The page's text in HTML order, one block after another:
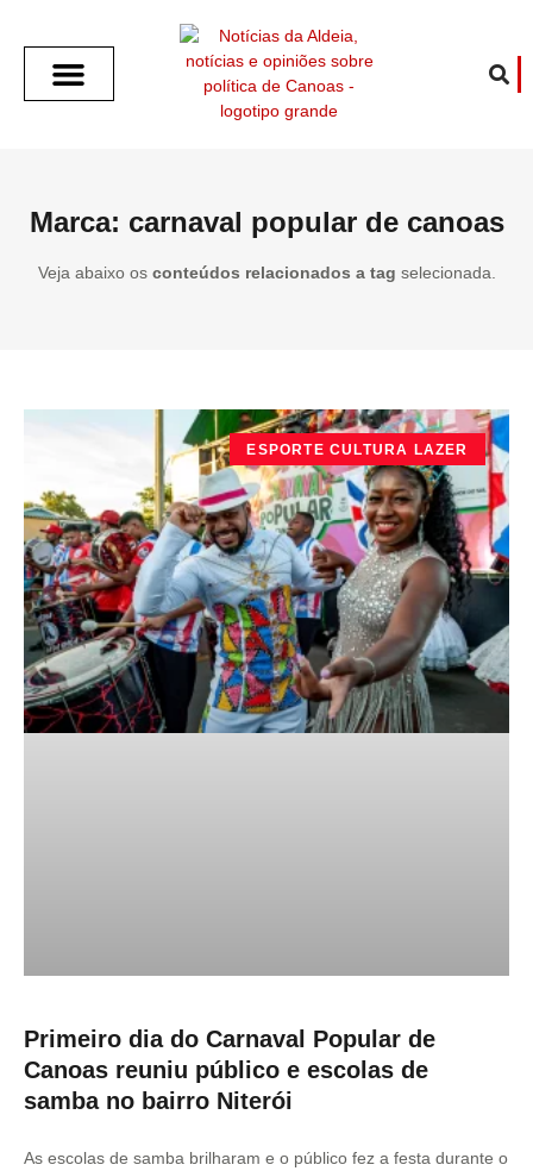
Marca: carnaval popular de canoas
Veja abaixo os conteúdos relacionados a tag selecionada.
ESPORTE CULTURA LAZER
Primeiro dia do Carnaval Popular de
Canoas reuniu público e escolas de
samba no bairro Niterói
As escolas de samba brilharam e o público fez a festa durante o